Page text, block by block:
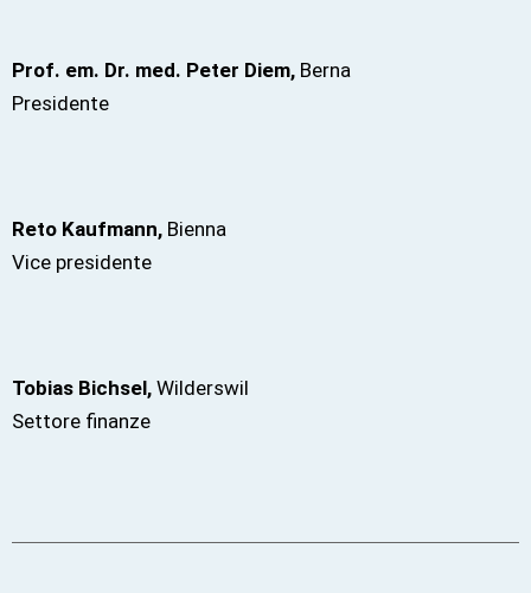
Prof. em. Dr. med. Peter Diem, Berna
Presidente
Reto Kaufmann, Bienna
Vice presidente
Tobias Bichsel, Wilderswil
Settore finanze